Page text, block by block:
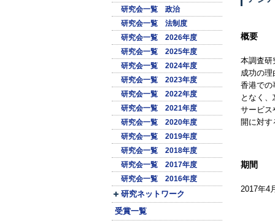
研究会一覧 政治
研究会一覧 法制度
研究会一覧 2026年度
研究会一覧 2025年度
研究会一覧 2024年度
研究会一覧 2023年度
研究会一覧 2022年度
研究会一覧 2021年度
研究会一覧 2020年度
研究会一覧 2019年度
研究会一覧 2018年度
研究会一覧 2017年度
研究会一覧 2016年度
研究ネットワーク
受賞一覧
概要
本調査研
成功の
香港での
となく
サービス
開に対
期間
2017年4